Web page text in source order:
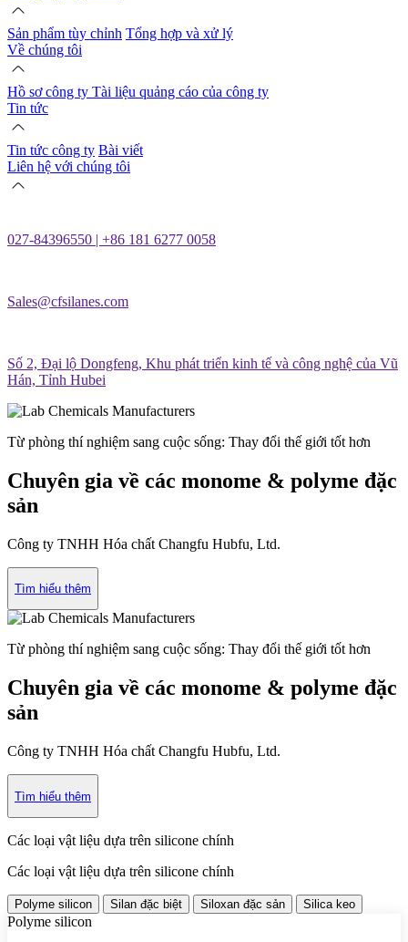
Sản phẩm tùy chỉnh Tổng hợp và xử lý
Về chúng tôi
Hồ sơ công ty Tài liệu quảng cáo của công ty
Tin tức
Tin tức công ty Bài viết
Liên hệ với chúng tôi
027-84396550 | +86 181 6277 0058
Sales@cfsilanes.com
Số 2, Đại lộ Dongfeng, Khu phát triển kinh tế và công nghệ của Vũ
Hán, Tỉnh Hubei
Từ phòng thí nghiệm sang cuộc sống: Thay đổi thế giới tốt hơn
Chuyên gia về các monome & polyme đặc
sản
Công ty TNHH Hóa chất Changfu Hubfu, Ltd.
Tìm hiểu thêm
Từ phòng thí nghiệm sang cuộc sống: Thay đổi thế giới tốt hơn
Chuyên gia về các monome & polyme đặc
sản
Công ty TNHH Hóa chất Changfu Hubfu, Ltd.
Tìm hiểu thêm
Các loại vật liệu dựa trên silicone chính
Các loại vật liệu dựa trên silicone chính
Polyme silicon Silan đặc biệt Siloxan đặc sản Silica keo
Polyme silicon